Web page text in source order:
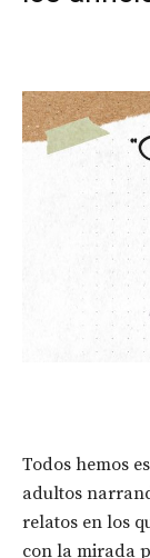
Todos hemos
adultos
relatos en los
con la mirada